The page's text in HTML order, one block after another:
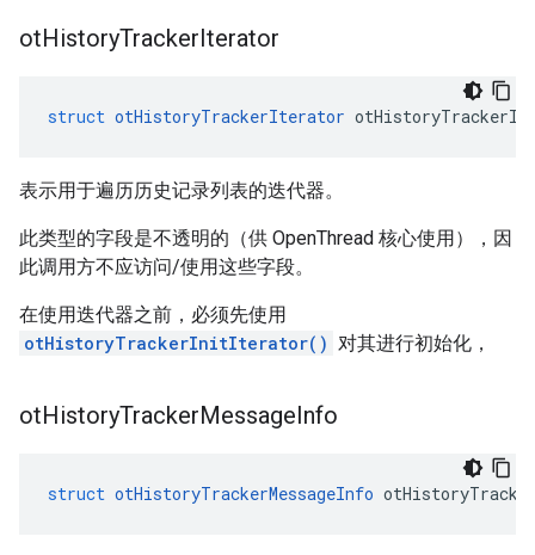
otHistoryTrackerIterator
struct otHistoryTrackerIterator
表示用于遍历历史记录列表的迭代器。
此类型的字段是不透明的（供 OpenThread 核心使用），因
此调用方不应访问/使用这些字段。
在使用迭代器之前，必须先使用
otHistoryTrackerInitIterator() 对其进行初始化，
otHistoryTrackerMessageInfo
struct otHistoryTrackerMessageInfo